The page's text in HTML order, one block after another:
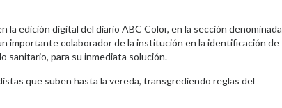
la edición digital del diario ABC Color, en la sección denominada
importante colaborador de la institución en la identificación de
sanitario, para su inmediata solución.
que suben hasta la vereda, transgrediendo reglas del